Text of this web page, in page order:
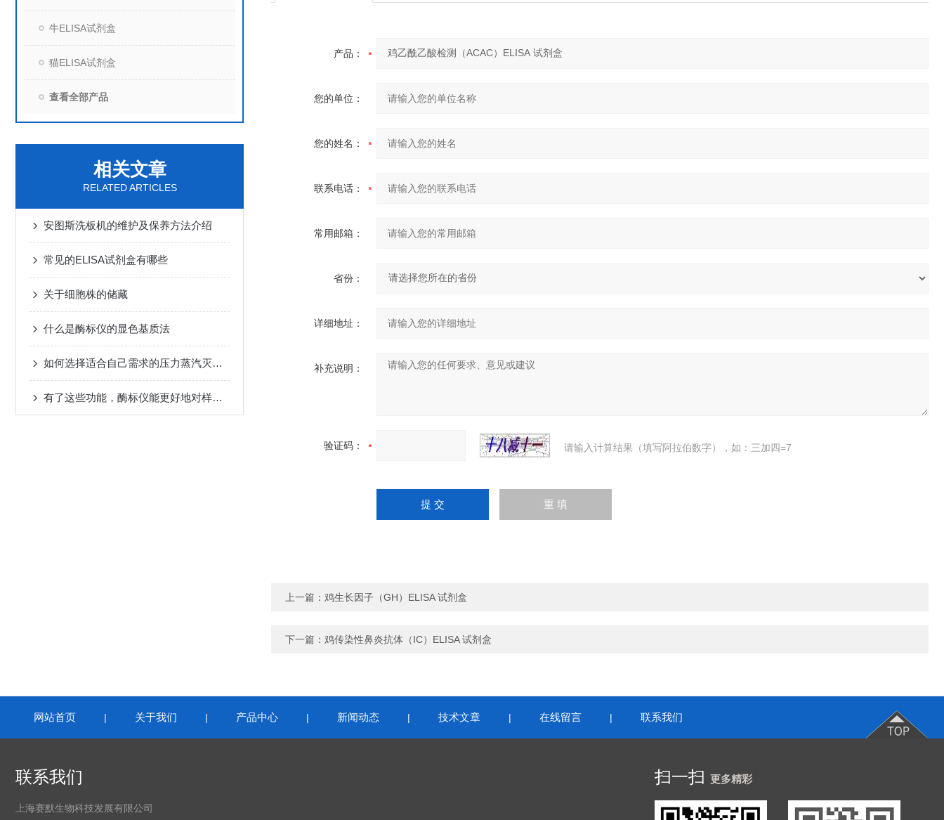
牛ELISA试剂盒
猫ELISA试剂盒
查看全部产品
相关文章
RELATED ARTICLES
安图斯洗板机的维护及保养方法介绍
常见的ELISA试剂盒有哪些
关于细胞株的储藏
什么是酶标仪的显色基质法
如何选择适合自己需求的压力蒸汽灭菌器？
有了这些功能，酶标仪能更好地对样本测量
产品：
您的单位：
您的姓名：
联系电话：
常用邮箱：
省份：
详细地址：
补充说明：
验证码： 请输入计算结果（填写阿拉伯数字），如：三加四=7
上一篇： 鸡生长因子（GH）ELISA 试剂盒
下一篇： 鸡传染性鼻炎抗体（IC）ELISA 试剂盒
网站首页 | 关于我们 | 产品中心 | 新闻动态 | 技术文章 | 在线留言 | 联系我们
联系我们
上海赛默生物科技发展有限公司
扫一扫 更多精彩